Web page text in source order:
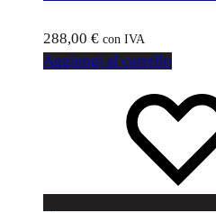
288,00 € con IVA
Aggiungi al carrello